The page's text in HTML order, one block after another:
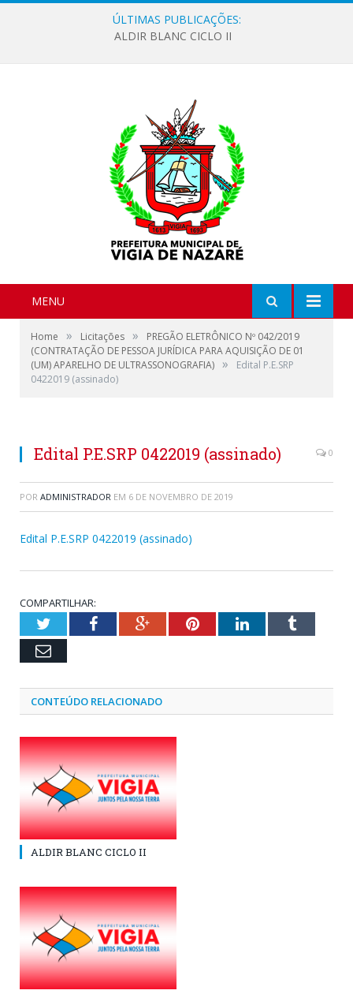
ÚLTIMAS PUBLICAÇÕES:
ALDIR BLANC CICLO II
MENU
Home » Licitações »
PREGÃO ELETRÔNICO Nº 042/2019
(CONTRATAÇÃO DE PESSOA JURÍDICA PARA AQUISIÇÃO DE 01
(UM) APARELHO DE ULTRASSONOGRAFIA) »
Edital P.E.SRP
0422019 (assinado)
Edital P.E.SRP 0422019 (assinado) 0
POR ADMINISTRADOR EM 6 DE NOVEMBRO DE 2019
Edital P.E.SRP 0422019 (assinado)
COMPARTILHAR:
TwitterFacebookGoogle+PinterestLinkedInTumblr
Email
CONTEÚDO RELACIONADO
ALDIR BLANC CICLO II